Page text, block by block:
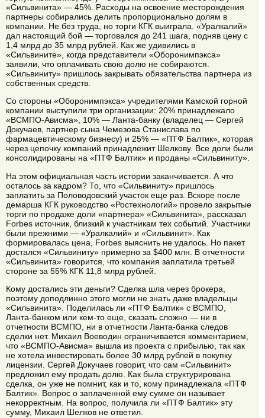
«Сильвинита» — 45%. Расходы на освоение месторождения
партнеры собирались делить пропорционально долям в
компании. Не без труда, но торги КГК выиграла. «Уралкалий»
дал настоящий бой — торговался до 241 шага, подняв цену с
1,4 млрд до 35 млрд рублей. Как же удивились в
«Сильвините», когда представители «Оборонимпэкса»
заявили, что оплачивать свою долю не собираются.
«Сильвиниту» пришлось закрывать обязательства партнера из
собственных средств.
Со стороны «Оборонимпэкса» учредителями Камской горной
компании выступили три организации: 20% принадлежало
«ВСМПО-Ависма», 10% — Ланта-банку (владелец — Сергей
Докучаев, партнер сына Чемезова Станислава по
фармацевтическому бизнесу) и 25% — «ПТФ Балтик», которая
через цепочку компаний принадлежит Шелкову. Все доли были
консолидированы на «ПТФ Балтик» и проданы «Сильвиниту».
На этом официальная часть истории заканчивается. А что
осталось за кадром? То, что «Сильвиниту» пришлось
заплатить за Половодовский участок еще раз. Вскоре после
демарша КГК руководство «Ростехнологий» провело закрытые
торги по продаже доли «партнера» «Сильвинита», рассказал
Forbes источник, близкий к участникам тех событий. Участники
были прежними — «Уралкалий» и «Сильвинит». Как
формировалась цена, Forbes выяснить не удалось. Но пакет
достался «Сильвиниту» примерно за $400 млн. В отчетности
«Сильвинита» говорится, что компания заплатила третьей
стороне за 55% КГК 11,8 млрд рублей.
Кому достались эти деньги? Сделка шла через брокера,
поэтому доподлинно этого могли не знать даже владельцы
«Сильвинита». Поделилась ли «ПТФ Балтик» с ВСМПО,
Ланта-банком или кем-то еще, сказать сложно — ни в
отчетности ВСМПО, ни в отчетности Ланта-банка следов
сделки нет. Михаил Воеводин ограничивается комментарием,
что «ВСМПО-Ависма» вышла из проекта с прибылью, так как
не хотела инвестировать более 30 млрд рублей в покупку
лицензии. Сергей Докучаев говорит, что сам «Сильвинит»
предложил ему продать долю. Как была структурирована
сделка, он уже не помнит, как и то, кому принадлежала «ПТФ
Балтик». Вопрос о заплаченной ему сумме он называет
некорректным. На вопрос, получила ли «ПТФ Балтик» эту
сумму, Михаил Шелков не ответил.